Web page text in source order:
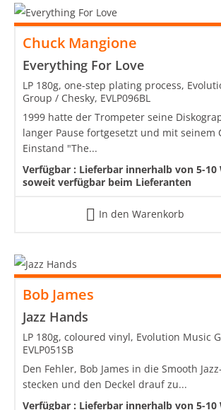
Chuck Mangione
Everything For Love
LP 180g, one-step plating process,
Group / Chesky, EVLP096BL
1999 hatte der Trompeter seine
langer Pause fortgesetzt und mit seinem
Einstand "The...
Verfügbar : Lieferbar innerhalb von 5-10
soweit verfügbar beim Lieferanten
In den Warenkorb
Bob James
Jazz Hands
LP 180g, coloured vinyl, Evolution Music
EVLP051SB
Den Fehler, Bob James in die Smooth
stecken und den Deckel drauf zu...
Verfügbar : Lieferbar innerhalb von 5-10